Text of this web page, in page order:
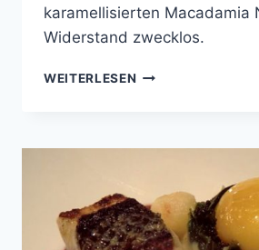
karamellisierten Macadamia
Widerstand zwecklos.
WEITERLESEN COOKING